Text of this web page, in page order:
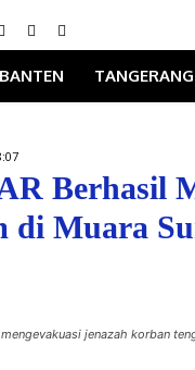
TANGERANG
Berhasil
di Muara
jenazah korban